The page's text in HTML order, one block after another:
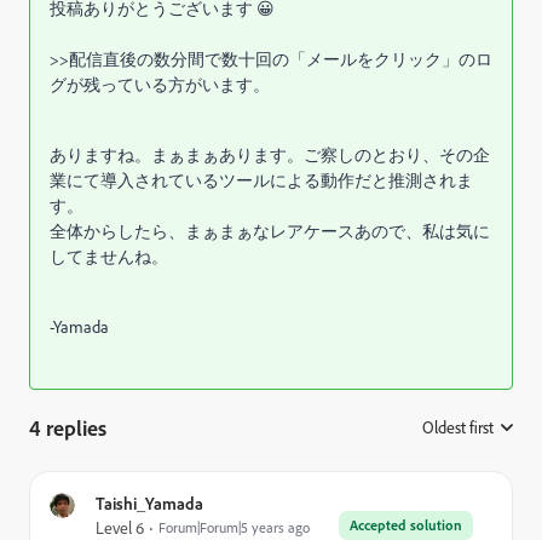
投稿ありがとうございます 😀
>>配信直後の数分間で数十回の「メールをクリック」のロ
グが残っている方がいます。
ありますね。まぁまぁあります。ご察しのとおり、その企
業にて導入されているツールによる動作だと推測されま
す。
全体からしたら、まぁまぁなレアケースあので、私は気に
してませんね。
-Yamada
4 replies Oldest first
Taishi_Yamada
Accepted solution
Level 6 Forum|Forum|5 years ago